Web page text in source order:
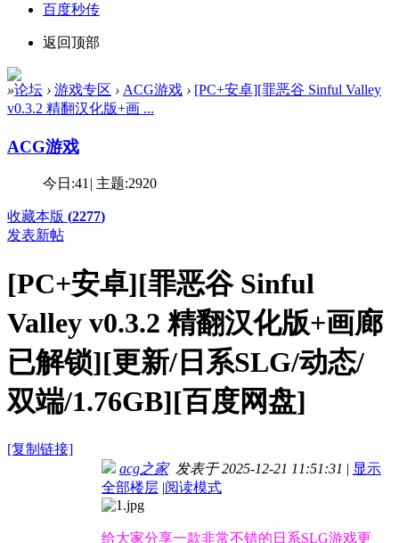
百度秒传
返回顶部
»论坛 › 游戏专区 › ACG游戏 › [PC+安卓][罪恶谷 Sinful Valley
v0.3.2 精翻汉化版+画 ...
ACG游戏
今日:41 | 主题:2920
收藏本版 (2277)
发表新帖
[PC+安卓][罪恶谷 Sinful
Valley v0.3.2 精翻汉化版+画廊
已解锁][更新/日系SLG/动态/
双端/1.76GB][百度网盘]
[复制链接]
acg之家发表于 2025-12-21 11:51:31 | 显示
全部楼层 |阅读模式
给大家分享一款非常不错的日系SLG游戏更